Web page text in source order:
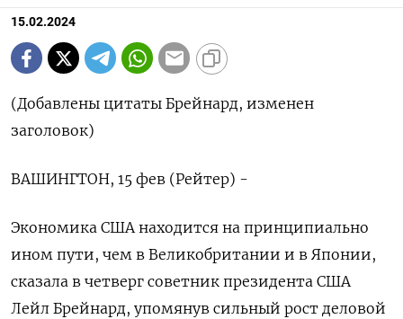
15.02.2024
(Добавлены цитаты Брейнард, изменен
заголовок)
ВАШИНГТОН, 15 фев (Рейтер) -
Экономика США находится на принципиально
ином пути, чем в Великобритании и в Японии,
сказала в четверг советник президента США
Лейл Брейнард, упомянув сильный рост деловой